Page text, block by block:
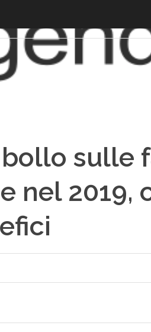
sulle
nel 2019,